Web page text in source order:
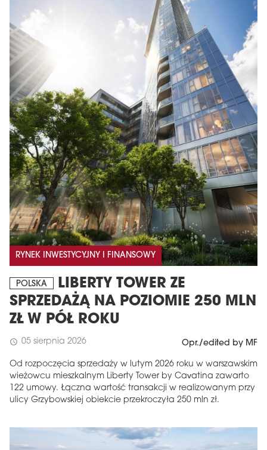
RYNEK INWESTYCYJNY I FINANSOWY
POLSKA
LIBERTY TOWER ZE
SPRZEDAŻĄ NA POZIOMIE 250 MLN
ZŁ W PÓŁ ROKU
schedule 05 sierpnia 2026 Opr./edited by MF
Od rozpoczęcia sprzedaży w lutym 2026 roku w warszawskim
wieżowcu mieszkalnym Liberty Tower by Cavatina zawarto
122 umowy. Łączna wartość transakcji w realizowanym przy
ulicy Grzybowskiej obiekcie przekroczyła 250 mln zł.